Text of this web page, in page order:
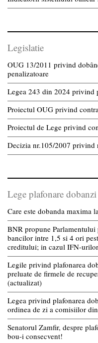
Legislatie
OUG 13/2011 privind
penalizatoare
Legea 243 din 2024 privind
Proiectul OUG privind
Proiectul de Lege privind
Decizia nr.105/2007 privind
Lege plafonare
Care este dobanda maxima
BNR propune
bancilor intre 1,5 si 4 ori
creditului; in cazul IFN-
Legile privind plafonarea
preluate de firmele de
(actualizat)
Legea privind plafonarea
ordinea de zi a comisiilor
Senatorul Zamfir, despre
bou-i consecvent!